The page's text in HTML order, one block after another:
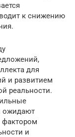
к снижению
для
и развитием
реальности.
ожидают
и